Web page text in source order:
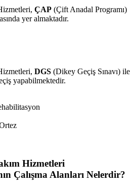
ÇAP (Çift Anadal Programı)
yer almaktadır.
DGS (Dikey Geçiş Sınavı) ile
yapabilmektedir.
Hizmetleri
Çalışma Alanları Nelerdir?